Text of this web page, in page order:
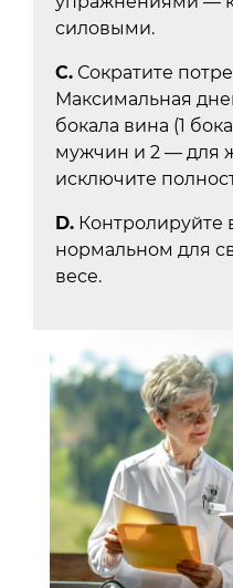
силовыми.
С. Сократите
Максимальная
бокала вина (1
мужчин и 2 — для
исключите
D. Контролируйте
нормальном для
весе.